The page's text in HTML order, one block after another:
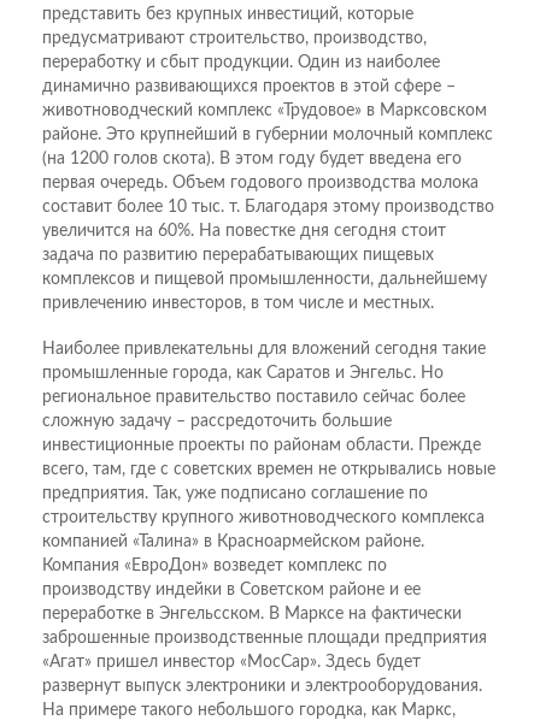
представить без крупных инвестиций, которые
предусматривают строительство, производство,
переработку и сбыт продукции. Один из наиболее
динамично развивающихся проектов в этой сфере –
животноводческий комплекс «Трудовое» в Марксовском
районе. Это крупнейший в губернии молочный комплекс
(на 1200 голов скота). В этом году будет введена его
первая очередь. Объем годового производства молока
составит более 10 тыс. т. Благодаря этому производство
увеличится на 60%. На повестке дня сегодня стоит
задача по развитию перерабатывающих пищевых
комплексов и пищевой промышленности, дальнейшему
привлечению инвесторов, в том числе и местных.
Наиболее привлекательны для вложений сегодня такие
промышленные города, как Саратов и Энгельс. Но
региональное правительство поставило сейчас более
сложную задачу – рассредоточить большие
инвестиционные проекты по районам области. Прежде
всего, там, где с советских времен не открывались новые
предприятия. Так, уже подписано соглашение по
строительству крупного животноводческого комплекса
компанией «Талина» в Красноармейском районе.
Компания «ЕвроДон» возведет комплекс по
производству индейки в Советском районе и ее
переработке в Энгельсском. В Марксе на фактически
заброшенные производственные площади предприятия
«Агат» пришел инвестор «МосСар». Здесь будет
развернут выпуск электроники и электрооборудования.
На примере такого небольшого городка, как Маркс,